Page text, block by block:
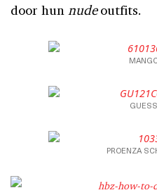
door hun nudeoutfits.
PROENZA